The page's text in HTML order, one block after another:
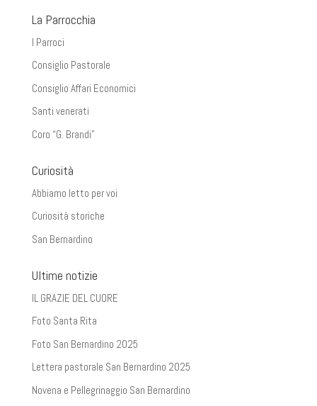
La Parrocchia
I Parroci
Consiglio Pastorale
Consiglio Affari Economici
Santi venerati
Coro “G. Brandi”
Curiosità
Abbiamo letto per voi
Curiosità storiche
San Bernardino
Ultime notizie
IL GRAZIE DEL CUORE
Foto Santa Rita
Foto San Bernardino 2025
Lettera pastorale San Bernardino 2025
Novena e Pellegrinaggio San Bernardino